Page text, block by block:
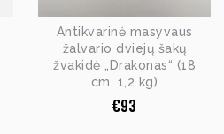
Antikvarinė masyvaus
žalvario dviejų šakų
žvakidė „Drakonas“ (18
cm, 1,2 kg)
€93